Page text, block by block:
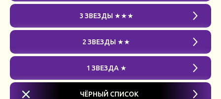
3 ЗВЕЗДЫ ★★★
2 ЗВЕЗДЫ ★★
1 ЗВЕЗДА ★
ЧЁРНЫЙ СПИСОК